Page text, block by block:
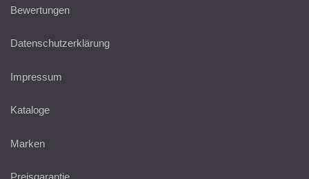
Bewertungen
Datenschutzerklärung
Impressum
Kataloge
Marken
Preisgarantie